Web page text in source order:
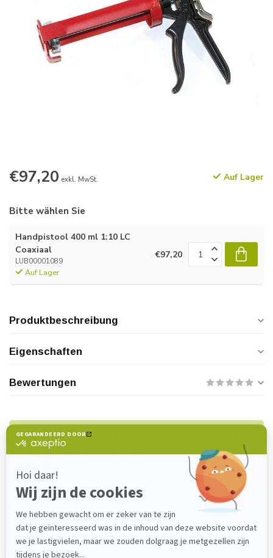
€97,20 exkl. MwSt. Auf Lager
Bitte wählen Sie
Handpistool 400 ml 1:10 LC
Coaxiaal
LUB00001089
Auf Lager
€97,20
Produktbeschreibung
Eigenschaften
Bewertungen
Haben Sie Fragen zu diesem Produkt?
Wenden Sie sich gerne an unseren
oder+31 (0)85
. Wir helfen Ihnen gerne weiter!
Zuletzt angesehen